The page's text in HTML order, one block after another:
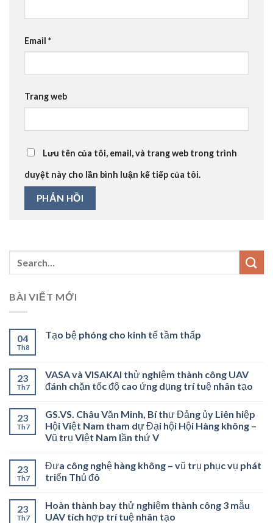
Email *
Trang web
Lưu tên của tôi, email, và trang web trong trình
duyệt này cho lần bình luận kế tiếp của tôi.
BÀI VIẾT MỚI
04
Th8
Tạo bệ phóng cho kinh tế tầm thấp
23
Th7
VASA và VISAKAI thử nghiệm thành công UAV
đánh chặn tốc độ cao ứng dụng trí tuệ nhân tạo
23
Th7
GS.VS. Châu Văn Minh, Bí thư Đảng ủy Liên hiệp
Hội Việt Nam tham dự Đại hội Hội Hàng không –
Vũ trụ Việt Nam lần thứ V
23
Th7
Đưa công nghệ hàng không – vũ trụ phục vụ phát
triển Thủ đô
23
Th7
Hoàn thành bay thử nghiệm thành công 3 mẫu
UAV tích hợp trí tuệ nhân tạo